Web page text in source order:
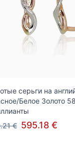
серьги на
Белое Золото
€ 595.18 €